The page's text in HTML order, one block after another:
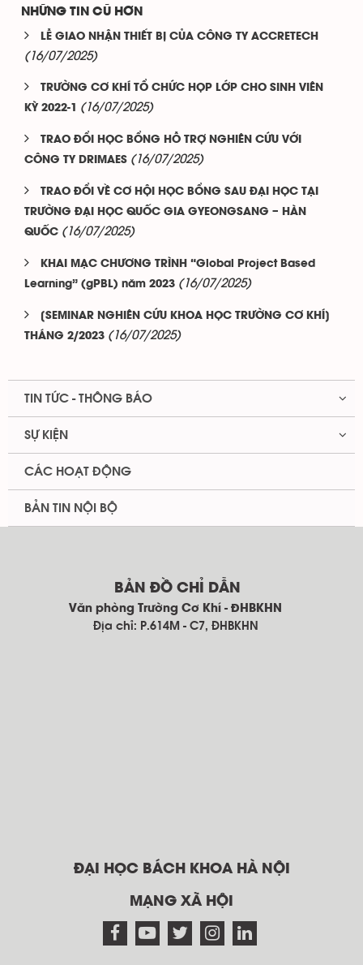
NHỮNG TIN CŨ HƠN
LỄ GIAO NHẬN THIẾT BỊ CỦA CÔNG TY ACCRETECH
(16/07/2025)
TRƯỜNG CƠ KHÍ TỔ CHỨC HỌP LỚP CHO SINH VIÊN
KỲ 2022-1
(16/07/2025)
TRAO ĐỔI HỌC BỔNG HỖ TRỢ NGHIÊN CỨU VỚI
CÔNG TY DRIMAES (16/07/2025)
TRAO ĐỔI VỀ CƠ HỘI HỌC BỔNG SAU ĐẠI HỌC TẠI
TRƯỜNG ĐẠI HỌC QUỐC GIA GYEONGSANG – HÀN
QUỐC (16/07/2025)
KHAI MẠC CHƯƠNG TRÌNH “Global Project Based
Learning” (gPBL) năm 2023 (16/07/2025)
[SEMINAR NGHIÊN CỨU KHOA HỌC TRƯỜNG CƠ KHÍ]
THÁNG 2/2023 (16/07/2025)
TIN TỨC - THÔNG BÁO
SỰ KIỆN
CÁC HOẠT ĐỘNG
BẢN TIN NỘI BỘ
BẢN ĐỒ CHỈ DẪN
Văn phòng Trường Cơ Khí - ĐHBKHN
Địa chỉ: P.614M - C7, ĐHBKHN
ĐẠI HỌC BÁCH KHOA HÀ NỘI
MẠNG XÃ HỘI